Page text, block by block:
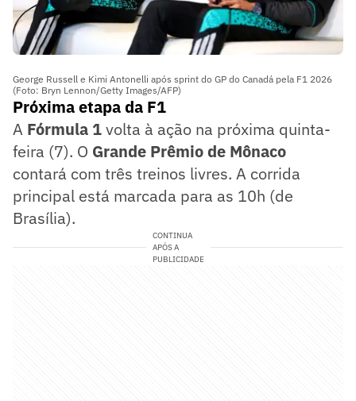
George Russell e Kimi Antonelli após sprint do GP do Canadá pela F1 2026
(Foto: Bryn Lennon/Getty Images/AFP)
Próxima etapa da F1
A Fórmula 1volta à ação na próxima quinta-
feira (7). O Grande Prêmio de Mônaco
contará com três treinos livres. A corrida
principal está marcada para as 10h (de
Brasília).
CONTINUA
APÓS A
PUBLICIDADE